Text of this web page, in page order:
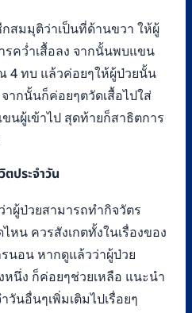
สมมุติว่าเป็นที่ด้านขวา ให้ผู้
รคว่ำเสื้อลง จากนั้นพบแขน
4 ทบ แล้วค่อยๆให้ผู้ป่วยนั้น
ากนั้นก็ค่อยๆตวัดเสื้อไปใส่
นผู้เข้าไป สุดท้ายก็สาธิตการ
ตประจำวัน
ผู้ป่วยสามารถทำกิจวัตร
น ควรสังเกตทั้งในเรื่องของ
นอน หากดูแล้วว่าผู้ป่วย
หนึ่ง ก็ค่อยๆช่วยเหลือ แนะนำ
นอื่นๆเพิ่มเติมไปเรื่อยๆ